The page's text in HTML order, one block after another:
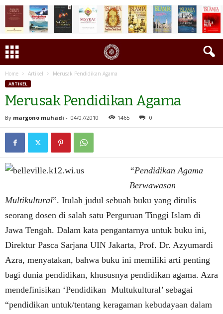
Home Artikel Merusak Pendidikan Agama
ARTIKEL
Merusak Pendidikan Agama
By margono muhadi - 04/07/2010 1465 0
“Pendidikan Agama
Berwawasan
Multikultural”. Itulah judul sebuah buku yang ditulis
seorang dosen di salah satu Perguruan Tinggi Islam di
Jawa Tengah. Dalam kata pengantarnya untuk buku ini,
Direktur Pasca Sarjana UIN Jakarta, Prof. Dr. Azyumardi
Azra, menyatakan, bahwa buku ini memiliki arti penting
bagi dunia pendidikan, khususnya pendidikan agama. Azra
mendefinisikan ‘Pendidikan Multukultural’ sebagai
“pendidikan untuk/tentang keragaman kebudayaan dalam